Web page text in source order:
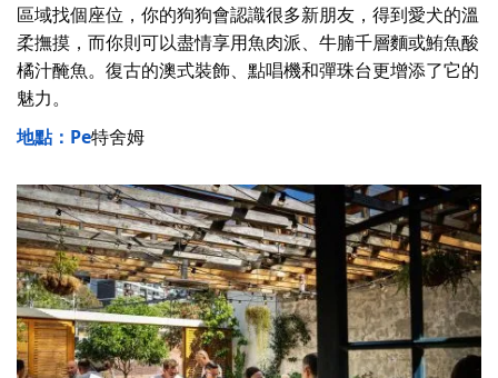
區域找個座位，你的狗狗會認識很多新朋友，得到愛犬的溫
柔撫摸，而你則可以盡情享用魚肉派、牛腩千層麵或鮪魚酸
橘汁醃魚。復古的澳式裝飾、點唱機和彈珠台更增添了它的
魅力。
地點：Pe特舍姆